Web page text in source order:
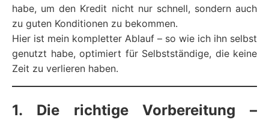
habe, um den Kredit nicht nur schnell, sondern auch
zu guten Konditionen zu bekommen.
Hier ist mein kompletter Ablauf – so wie ich ihn selbst
genutzt habe, optimiert für Selbstständige, die keine
Zeit zu verlieren haben.
1. Die richtige Vorbereitung –